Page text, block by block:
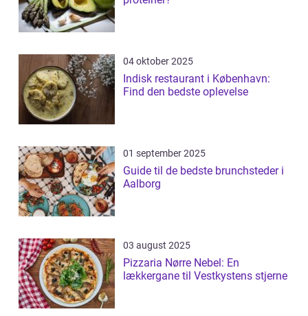
04 oktober 2025
Indisk restaurant i København:
Find den bedste oplevelse
01 september 2025
Guide til de bedste brunchsteder i
Aalborg
03 august 2025
Pizzaria Nørre Nebel: En
lækkergane til Vestkystens stjerne